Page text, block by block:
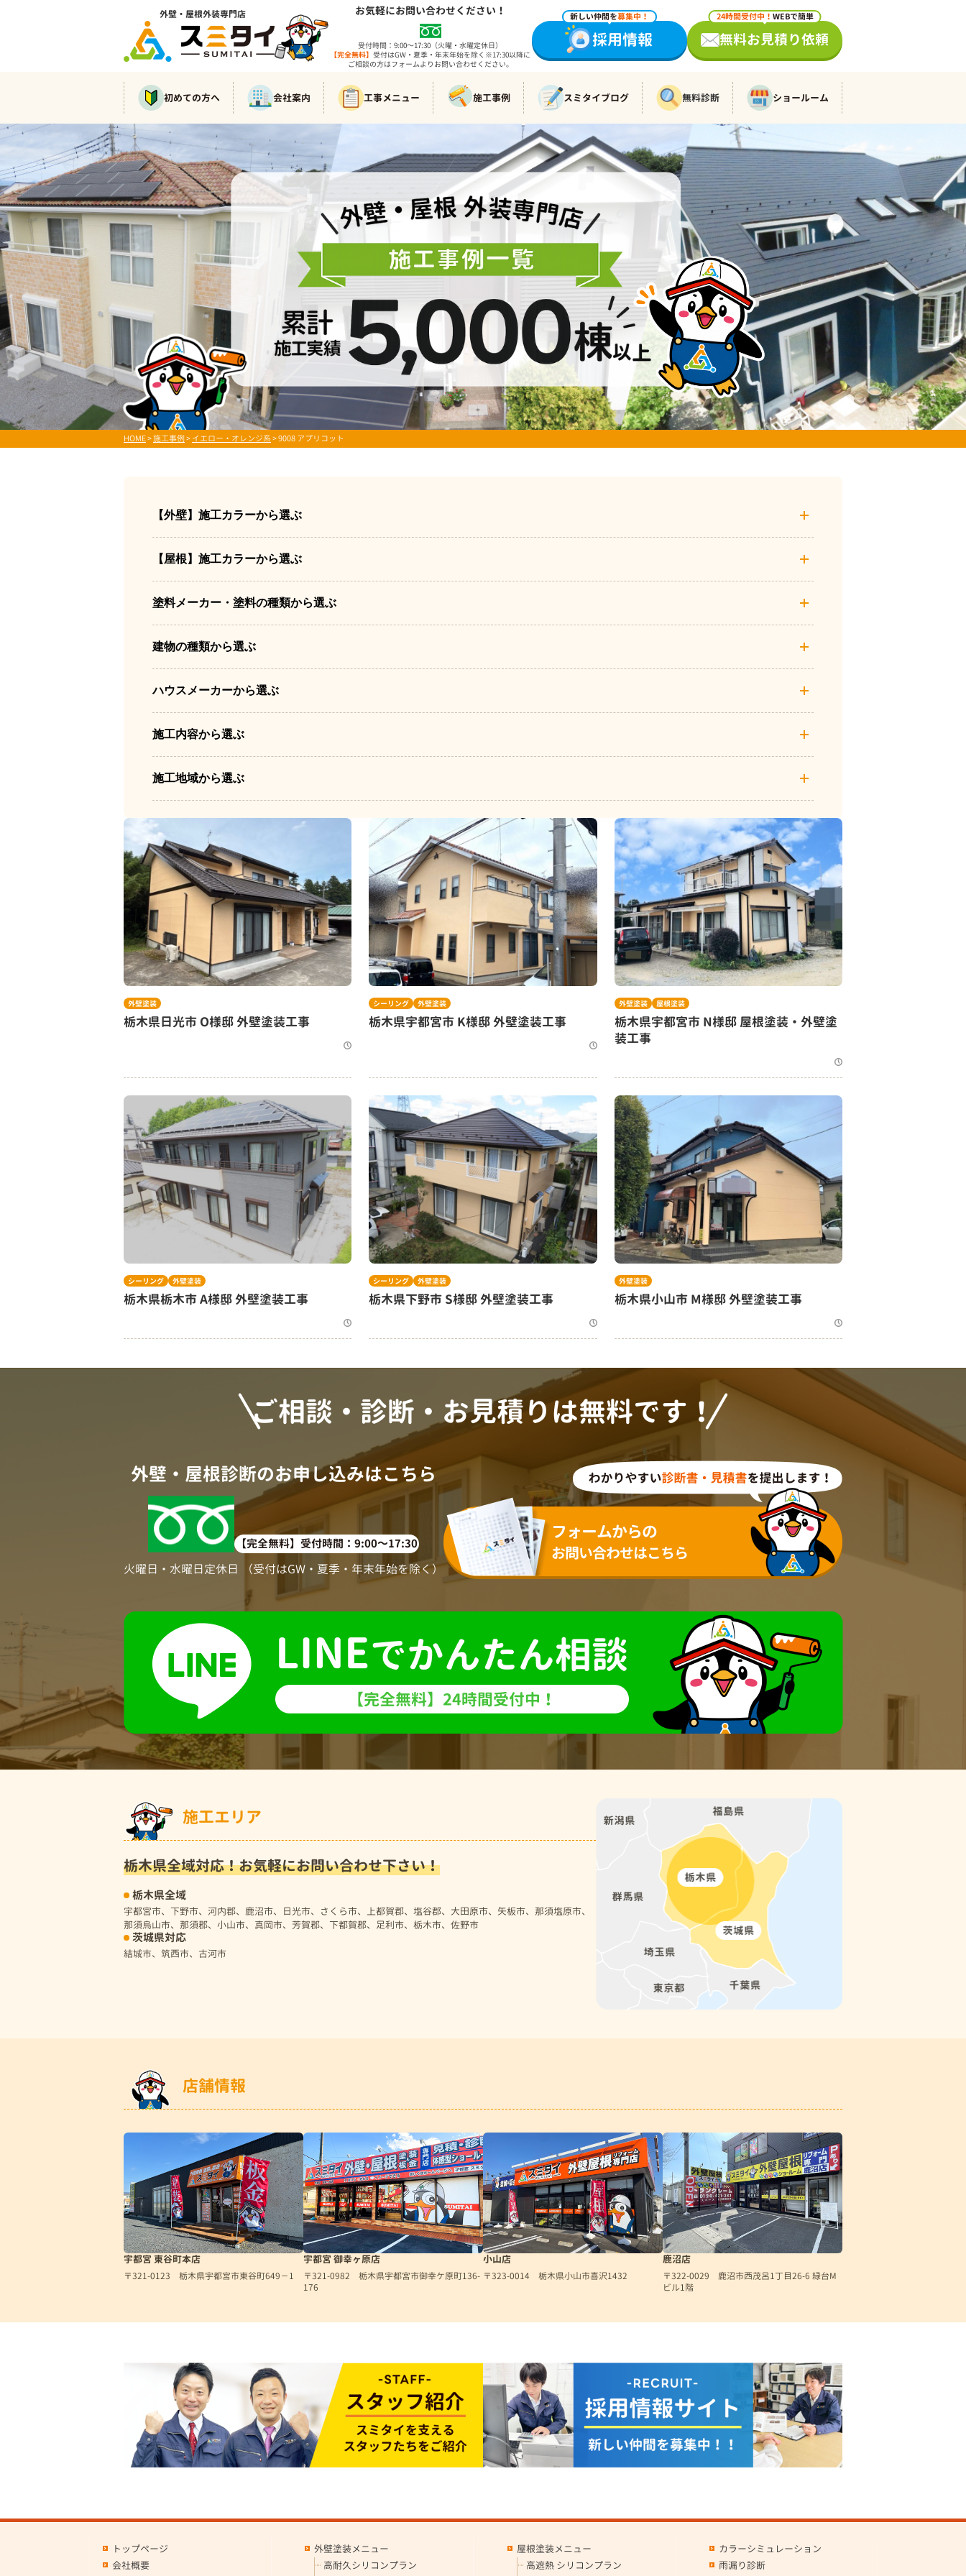
外壁・屋根外装専門店 お気軽にお問い合わせください！
受付時間：9:00～17:30（火曜・水曜定休日）
【完全無料】 受付はGW・夏季・年末年始を除く※17:30以降に
ご相談の方はフォームよりお問い合わせください。
新しい仲間を募集中！
採用情報
24時間受付中！ WEBで簡単
無料お見積り依頼
初めての方へ 会社案内 工事メニュー 施工事例 スミタイブログ 無料診断 ショールーム
HOME>施工事例>イエロー・オレンジ系>9008 アプリコット
【外壁】施工カラーから選ぶ
【屋根】施工カラーから選ぶ
塗料メーカー・塗料の種類から選ぶ
建物の種類から選ぶ
ハウスメーカーから選ぶ
施工内容から選ぶ
施工地域から選ぶ
外壁塗装
栃木県日光市 O様邸 外壁塗装工事
シーリング 外壁塗装
栃木県宇都宮市 K様邸 外壁塗装工事
外壁塗装 屋根塗装
栃木県宇都宮市 N様邸 屋根塗装・外壁塗
装工事
シーリング 外壁塗装
栃木県栃木市 A様邸 外壁塗装工事
シーリング 外壁塗装
栃木県下野市 S様邸 外壁塗装工事
外壁塗装
栃木県小山市 M様邸 外壁塗装工事
ご相談・診断・お見積りは無料です！
外壁・屋根診断のお申し込みはこちら
0120-918-519
【完全無料】受付時間：9:00～17:30
火曜日・水曜日定休日 （受付はGW・夏季・年末年始を除く）
フォームからの
お問い合わせはこちら
施工エリア
栃木県全域対応！お気軽にお問い合わせ下さい！
栃木県全域
宇都宮市、下野市、河内郡、鹿沼市、日光市、さくら市、上都賀郡、塩谷郡、大田原市、矢板市、那須塩原市、
那須烏山市、那須郡、小山市、真岡市、芳賀郡、下都賀郡、足利市、栃木市、佐野市
茨城県対応
結城市、筑西市、古河市
店舗情報
宇都宮 東谷町本店
〒321-0123 栃木県宇都宮市東谷町649－1
宇都宮 御幸ヶ原店
〒321-0982 栃木県宇都宮市御幸ケ原町136-
176
小山店
〒323-0014 栃木県小山市喜沢1432
鹿沼店
〒322-0029 鹿沼市西茂呂1丁目26-6 緑台M
ビル1階
トップページ
会社概要
外壁塗装メニュー
高耐久シリコンプラン
屋根塗装メニュー
高遮熱 シリコンプラン
カラーシミュレーション
雨漏り診断